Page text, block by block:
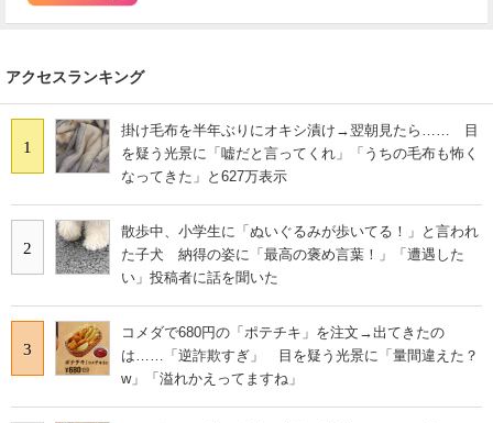
アクセスランキング
1
掛け毛布を半年ぶりにオキシ漬け→翌朝見たら…… 目
を疑う光景に「嘘だと言ってくれ」「うちの毛布も怖く
なってきた」と627万表示
2
散歩中、小学生に「ぬいぐるみが歩いてる！」と言われ
た子犬 納得の姿に「最高の褒め言葉！」「遭遇した
い」投稿者に話を聞いた
3
コメダで680円の「ポテチキ」を注文→出てきたの
は……「逆詐欺すぎ」 目を疑う光景に「量間違えた？
w」「溢れかえってますね」